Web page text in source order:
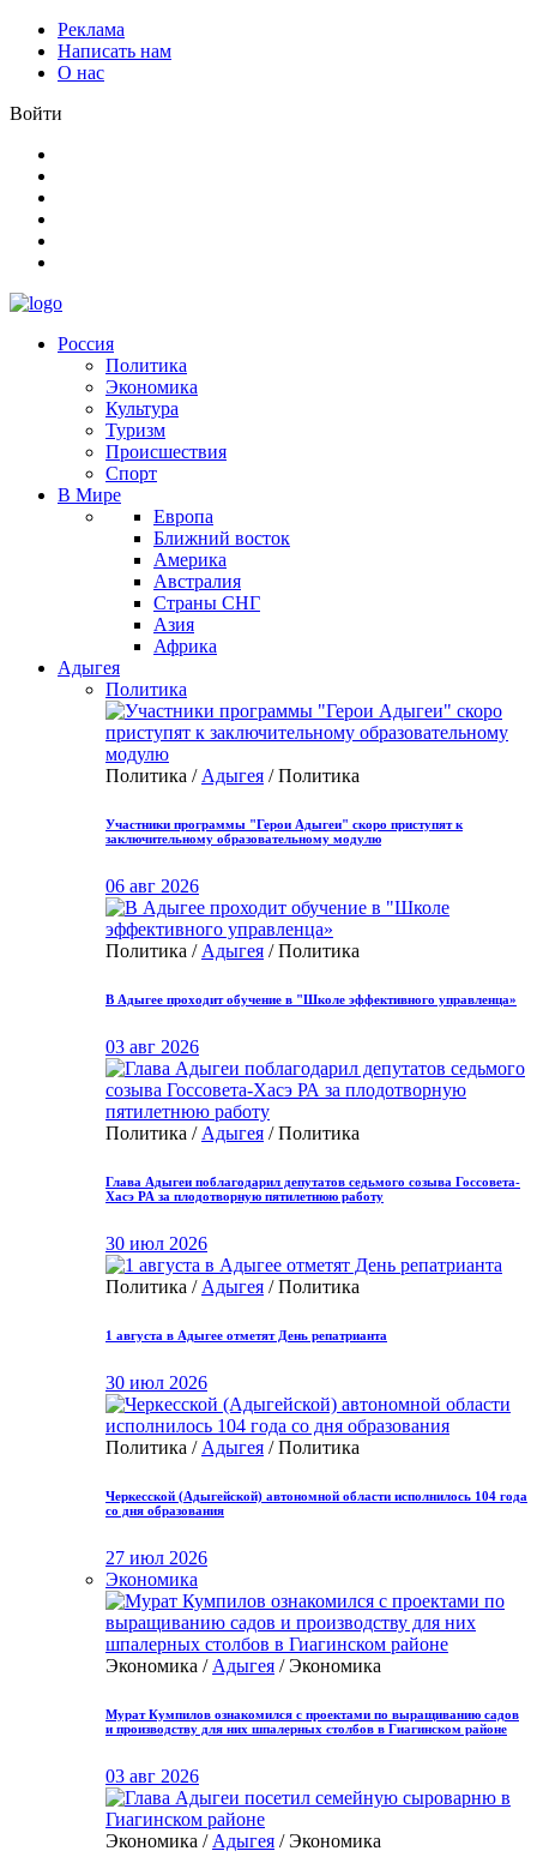
Реклама
Написать нам
О нас
Войти
Россия
Политика
Экономика
Культура
Туризм
Происшествия
Спорт
В Мире
Европа
Ближний восток
Америка
Австралия
Страны СНГ
Азия
Африка
Адыгея
Политика
Политика / Адыгея / Политика
Участники программы "Герои Адыгеи" скоро приступят к
заключительному образовательному модулю
06 авг 2026
Политика / Адыгея / Политика
В Адыгее проходит обучение в "Школе эффективного управленца»
03 авг 2026
Политика / Адыгея / Политика
Глава Адыгеи поблагодарил депутатов седьмого созыва Госсовета-
Хасэ РА за плодотворную пятилетнюю работу
30 июл 2026
Политика / Адыгея / Политика
1 августа в Адыгее отметят День репатрианта
30 июл 2026
Политика / Адыгея / Политика
Черкесской (Адыгейской) автономной области исполнилось 104 года
со дня образования
27 июл 2026
Экономика
Экономика / Адыгея / Экономика
Мурат Кумпилов ознакомился с проектами по выращиванию садов
и производству для них шпалерных столбов в Гиагинском районе
03 авг 2026
Экономика / Адыгея / Экономика